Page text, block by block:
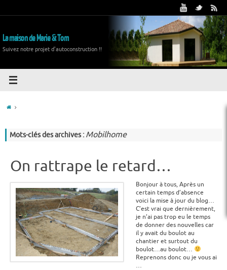
La maison de Marie & Tom
Suivez notre projet d'autoconstruction !!
Mots-clés des archives : Mobilhome
On rattrape le retard…
Bonjour à tous, Après un
certain temps d’absence
voici la mise à jour du blog…
C’est vrai que dernièrement,
je n’ai pas trop eu le temps
de donner des nouvelles car
il y avait du boulot au
chantier et surtout du
boulot…au boulot…
Reprenons donc ou je vous ai
…